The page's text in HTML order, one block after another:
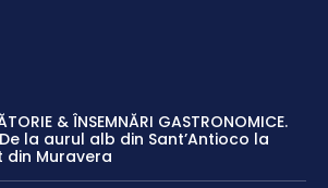
& ÎNSEMNĂRI GASTRONOMICE.
la aurul alb din Sant’Antioco la
din Muravera